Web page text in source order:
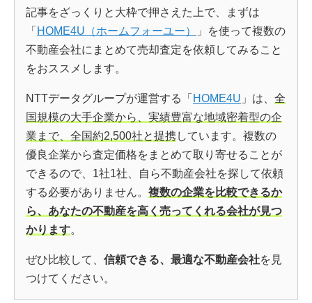
記事をざっくりと大枠で押さえた上で、まずは
「 HOME4U（ホームフォーユー）
」を使って複数の
不動産会社にまとめて売却査定を依頼してみること
をおススメします。
NTTデータグループが運営する「 HOME4U 」は、 全
国規模の大手企業から、実績豊富な地域密着型の企
業まで、全国約2,500社と提携しています。複数の
優良企業から査定価格をまとめて取り寄せることが
できるので、1社1社、自ら不動産会社を探して依頼
する必要がありません。 複数の企業を比較できるか
ら、あなたの不動産を高く売ってくれる会社が見つ
かります。
ぜひ比較して、 信頼できる、最適な不動産会社を見
つけてください。